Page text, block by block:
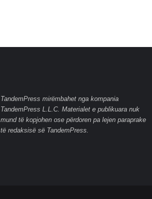
TandemPress mirëmbahet nga kompania
TandemPress L.L.C. Materialet e publikuara nuk
mund të kopjohen ose përdoren pa lejen paraprake
të redaksisë së TandemPress.